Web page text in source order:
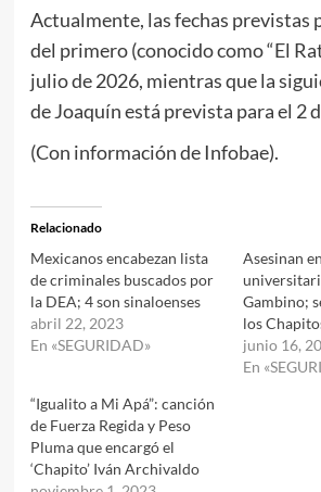
Actualmente, las fechas previstas
del primero (conocido como “El
julio de 2026, mientras que la
de Joaquín está prevista para el 2
(Con información de Infobae).
Relacionado
Mexicanos encabezan lista
de criminales buscados por
la DEA; 4 son sinaloenses
abril 22, 2023
En «SEGURIDAD»
Asesinan
Gambino;
los
junio 16,
En
“Igualito a Mi Apá”: canción
de Fuerza Regida y Peso
Pluma que encargó el
‘Chapito’ Iván Archivaldo